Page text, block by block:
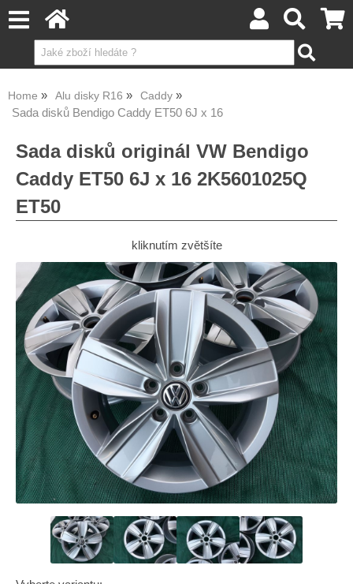
Home Alu disky R16 Caddy
Sada disků Bendigo Caddy ET50 6J x 16
Sada disků originál VW Bendigo
Caddy ET50 6J x 16 2K5601025Q
ET50
kliknutím zvětšíte